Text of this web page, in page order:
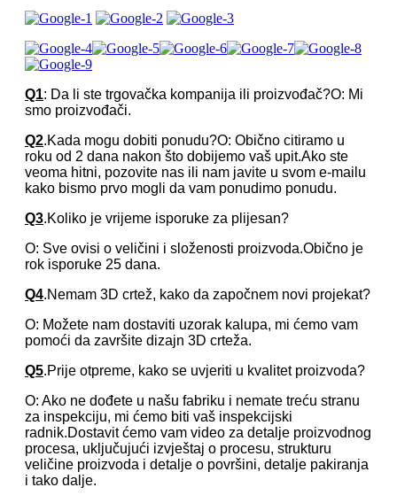
Q1: Da li ste trgovačka kompanija ili proizvođač?O: Mi
smo proizvođači.
Q2.Kada mogu dobiti ponudu?O: Obično citiramo u
roku od 2 dana nakon što dobijemo vaš upit.Ako ste
veoma hitni, pozovite nas ili nam javite u svom e-mailu
kako bismo prvo mogli da vam ponudimo ponudu.
Q3.Koliko je vrijeme isporuke za plijesan?
O: Sve ovisi o veličini i složenosti proizvoda.Obično je
rok isporuke 25 dana.
Q4.Nemam 3D crtež, kako da započnem novi projekat?
O: Možete nam dostaviti uzorak kalupa, mi ćemo vam
pomoći da završite dizajn 3D crteža.
Q5.Prije otpreme, kako se uvjeriti u kvalitet proizvoda?
O: Ako ne dođete u našu fabriku i nemate treću stranu
za inspekciju, mi ćemo biti vaš inspekcijski
radnik.Dostavit ćemo vam video za detalje proizvodnog
procesa, uključujući izvještaj o procesu, strukturu
veličine proizvoda i detalje o površini, detalje pakiranja
i tako dalje.